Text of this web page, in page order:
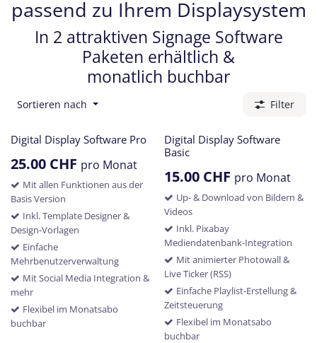
passend zu Ihrem Displaysystem
In 2 attraktiven Signage Software
Paketen erhältlich &
monatlich buchbar
Sortieren nach Filter
Digital Display Software Pro
25.00 CHF pro Monat
Mit allen Funktionen aus der
Basis Version
Inkl. Template Designer &
Design-Vorlagen
Einfache
Mehrbenutzerverwaltung
Mit Social Media Integration &
mehr
Flexibel im Monatsabo
buchbar
Digital Display Software
Basic
15.00CHF pro Monat
Up- & Download von Bildern &
Videos
Inkl. Pixabay
Mediendatenbank-Integration
Mit animierter Photowall &
Live Ticker (RSS)
Einfache Playlist-Erstellung &
Zeitsteuerung
Flexibel im Monatsabo
buchbar